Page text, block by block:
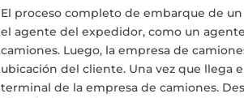
El proceso completo de embarque de
el agente del expedidor, como un
camiones. Luego, la empresa de
ubicación del cliente. Una vez que llega
terminal de la empresa de camiones.